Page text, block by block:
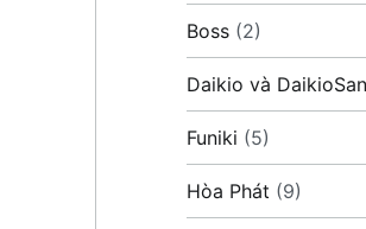
Boss (2)
Daikio và DaikioSan
Funiki (5)
Hòa Phát (9)